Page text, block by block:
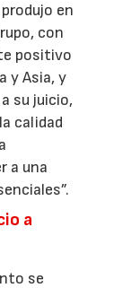
en
con
positivo
y Asia, y
su juicio,
calidad
a una
a
se